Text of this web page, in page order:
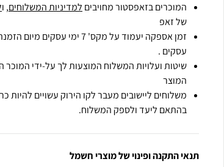
המוכרים בזאפסטור מחויבים למדיניות המשלוחים, ו
של זאפ
זמן אספקה יעמוד על מקס' 7 ימי עסקים מיום הזמנה,
עסקים .
שיטות ועלויות המשלוח המוצעות לך על-ידי המוכר
המוצר
משלוחים ליישובים מעבר לקו הירוק עשויים להיות
בהתאם ליעד ולספק המשלוח.
תנאי התקנה ופינוי של מוצרי חשמל